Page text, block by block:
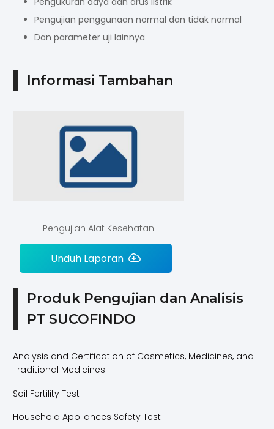
Pengujian penggunaan normal dan tidak normal
Dan parameter uji lainnya
Informasi Tambahan
Pengujian Alat Kesehatan
Unduh Laporan
Produk Pengujian dan Analisis
PT SUCOFINDO
Analysis and Certification of Cosmetics, Medicines, and
Traditional Medicines
Soil Fertility Test
Household Appliances Safety Test